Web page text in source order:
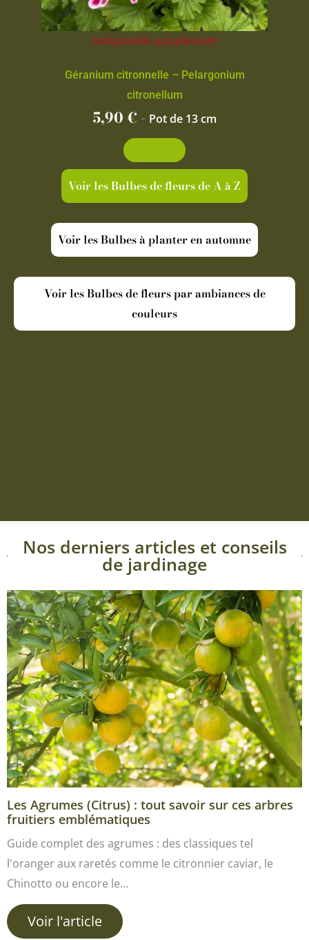
Indisponible actuellement
Géranium citronnelle – Pelargonium
citronellum
5,90€ - Pot de 13 cm
Voir les Bulbes de fleurs de A à Z
Voir les Bulbes à planter en automne
Voir les Bulbes de fleurs par ambiances de
couleurs
Nos derniers articles et conseils
de jardinage
Les Agrumes (Citrus) : tout savoir sur ces arbres
fruitiers emblématiques
Guide complet des agrumes : des classiques tel
l'oranger aux raretés comme le citronnier caviar, le
Chinotto ou encore le…
Voir l'article